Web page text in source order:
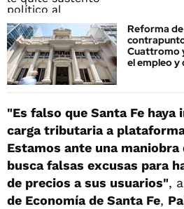
Reforma
Cuattromo
el empleo y
"Es falso que Santa Fe haya
carga tributaria a
Estamos ante una maniobra
busca falsas excusas para
de precios a sus usuarios",
de Economía de Santa Fe,